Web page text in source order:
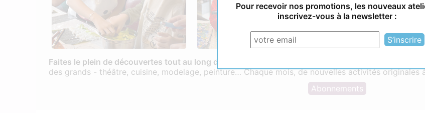
Faites le plein de découvertes tout au long de l’année
: Atelier Enfant Mulhouse propose des
des grands - théâtre, cuisine, modelage, peinture… Chaque mois, de nouvelles activités
Abonnements
Pour recevoir nos promotions, les nouveaux
inscrivez-vous à la newsletter :